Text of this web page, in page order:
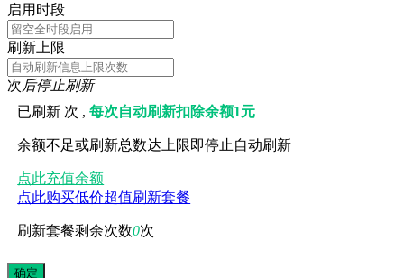
启用时段
刷新上限
次后停止刷新
已刷新 次 ,每次自动刷新扣除余额1元
余额不足或刷新总数达上限即停止自动刷新
点此充值余额
点此购买低价超值刷新套餐
刷新套餐剩余次数0次